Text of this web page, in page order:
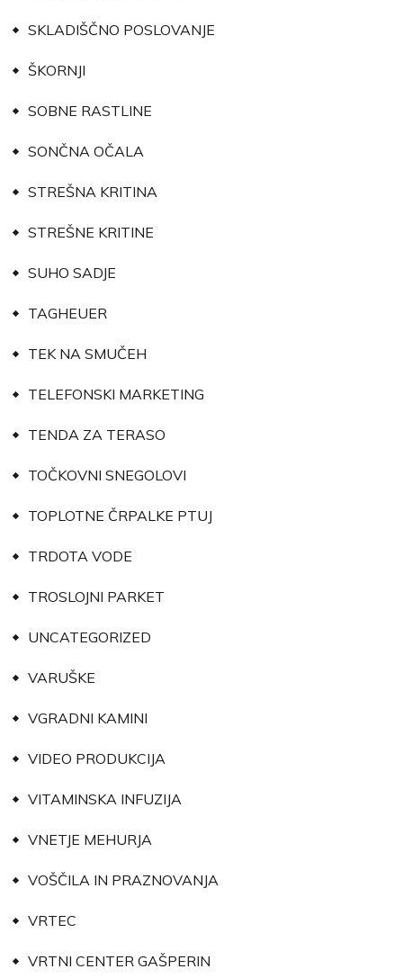
SKLADIŠČNO POSLOVANJE
ŠKORNJI
SOBNE RASTLINE
SONČNA OČALA
STREŠNA KRITINA
STREŠNE KRITINE
SUHO SADJE
TAGHEUER
TEK NA SMUČEH
TELEFONSKI MARKETING
TENDA ZA TERASO
TOČKOVNI SNEGOLOVI
TOPLOTNE ČRPALKE PTUJ
TRDOTA VODE
TROSLOJNI PARKET
UNCATEGORIZED
VARUŠKE
VGRADNI KAMINI
VIDEO PRODUKCIJA
VITAMINSKA INFUZIJA
VNETJE MEHURJA
VOŠČILA IN PRAZNOVANJA
VRTEC
VRTNI CENTER GAŠPERIN